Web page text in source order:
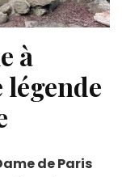
à
de Paris